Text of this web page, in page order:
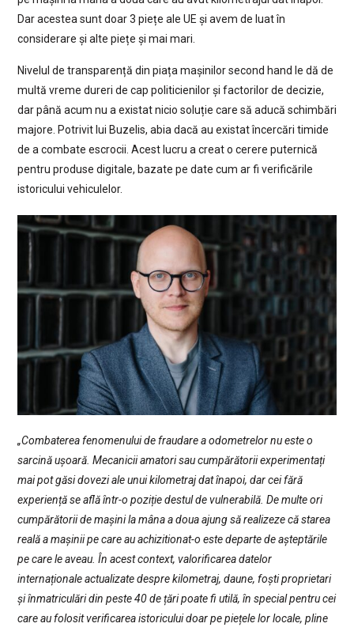
Dar acestea sunt doar 3 piețe ale UE și avem de luat în
considerare și alte piețe și mai mari.
Nivelul de transparență din piața mașinilor second hand le dă de
multă vreme dureri de cap politicienilor și factorilor de decizie,
dar până acum nu a existat nicio soluție care să aducă schimbări
majore. Potrivit lui Buzelis, abia dacă au existat încercări timide
de a combate escrocii. Acest lucru a creat o cerere puternică
pentru produse digitale, bazate pe date cum ar fi verificările
istoricului vehiculelor.
„Combaterea fenomenului de fraudare a odometrelor nu este o
sarcină ușoară. Mecanicii amatori sau cumpărătorii experimentați
mai pot găsi dovezi ale unui kilometraj dat înapoi, dar cei fără
experiență se află într-o poziție destul de vulnerabilă. De multe ori
cumpărătorii de mașini la mâna a doua ajung să realizeze că starea
reală a mașinii pe care au achizitionat-o este departe de așteptările
pe care le aveau. În acest context, valorificarea datelor
internaționale actualizate despre kilometraj, daune, foști proprietari
și înmatriculări din peste 40 de țări poate fi utilă, în special pentru cei
care au folosit verificarea istoricului doar pe piețele lor locale, pline